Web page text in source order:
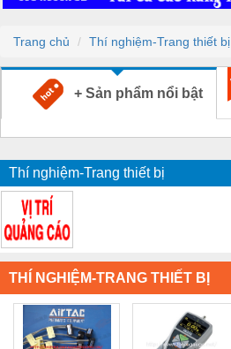
Trang chủ Thí nghiệm-Trang thiết bị
+ Sản phẩm nổi bật
Thí nghiệm-Trang thiết bị
THÍ NGHIỆM-TRANG THIẾT BỊ